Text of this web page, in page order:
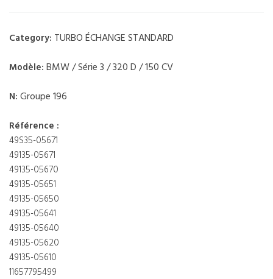
Category: TURBO ÉCHANGE STANDARD
Modèle: BMW / Série 3 / 320 D / 150 CV
N: Groupe 196
Référence :
49S35-05671
49135-05671
49135-05670
49135-05651
49135-05650
49135-05641
49135-05640
49135-05620
49135-05610
11657795499